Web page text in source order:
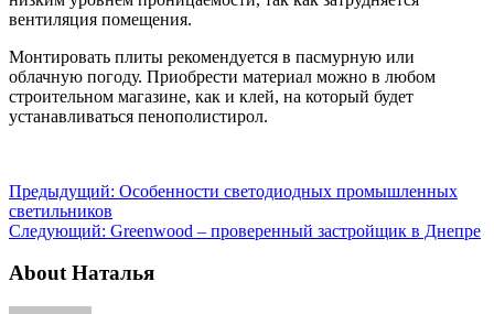
вентиляция помещения.
Монтировать плиты рекомендуется в пасмурную или
облачную погоду. Приобрести материал можно в любом
строительном магазине, как и клей, на который будет
устанавливаться пенополистирол.
Предыдущий: Особенности светодиодных промышленных
светильников
Следующий: Greenwood – проверенный застройщик в Днепре
About Наталья